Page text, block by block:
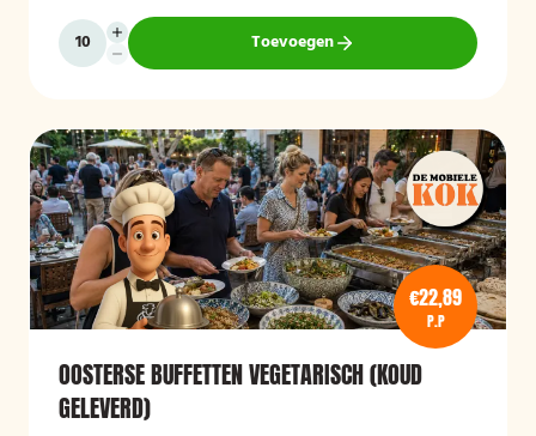
Toevoegen
€22,89
P.P
OOSTERSE BUFFETTEN VEGETARISCH (KOUD
GELEVERD)